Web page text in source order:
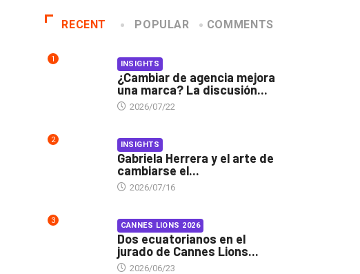
RECENT POPULAR COMMENTS
1 INSIGHTS
¿Cambiar de agencia mejora
una marca? La discusión...
2026/07/22
2 INSIGHTS
Gabriela Herrera y el arte de
cambiarse el...
2026/07/16
3 CANNES LIONS 2026
Dos ecuatorianos en el
jurado de Cannes Lions...
2026/06/23